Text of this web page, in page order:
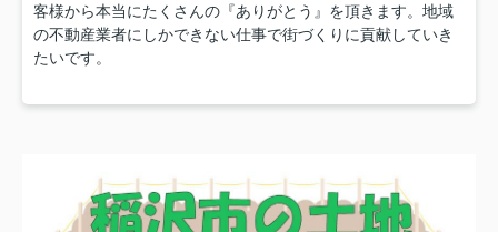
客様から本当にたくさんの『ありがとう』を頂きます。地域
の不動産業者にしかできない仕事で街づくりに貢献していき
たいです。